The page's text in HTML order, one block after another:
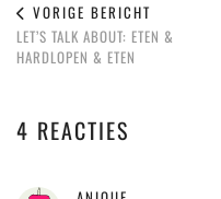
VORIGE BERICHT
LET’S TALK ABOUT: ETEN &
HARDLOPEN & ETEN
4 REACTIES